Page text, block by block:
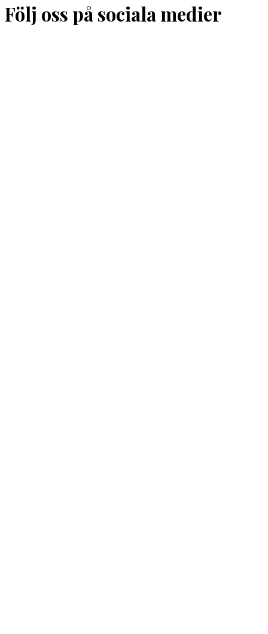
Följ oss på sociala medier